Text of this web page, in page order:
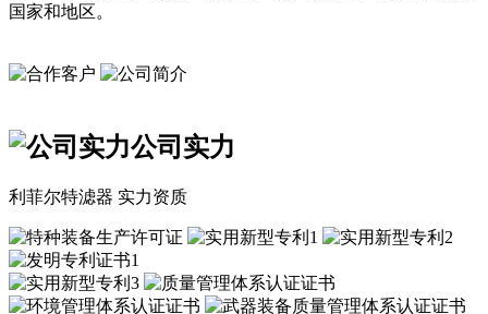
国家和地区。
公司实力
利菲尔特滤器 实力资质